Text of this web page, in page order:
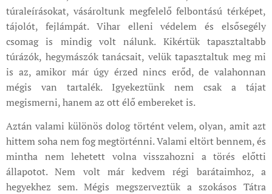
túraleírásokat, vásároltunk megfelelő felbontású térképet,
tájolót, fejlámpát. Vihar elleni védelem és elsősegély
csomag is mindig volt nálunk. Kikértük tapasztaltabb
túrázók, hegymászók tanácsait, velük tapasztaltuk meg mi
is az, amikor már úgy érzed nincs erőd, de valahonnan
mégis van tartalék. Igyekeztünk nem csak a tájat
megismerni, hanem az ott élő embereket is.
Aztán valami különös dolog történt velem, olyan, amit azt
hittem soha nem fog megtörténni. Valami eltört bennem, és
mintha nem lehetett volna visszahozni a törés előtti
állapotot. Nem volt már kedvem régi barátaimhoz, a
hegyekhez sem. Mégis megszerveztük a szokásos Tátra